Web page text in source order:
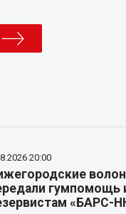
20:00
гумпомощь
«БАРС-